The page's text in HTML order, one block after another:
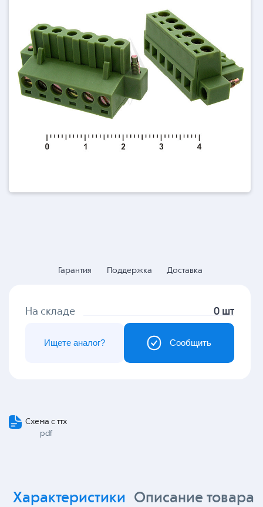
Гарантия Поддержка Доставка
На складе 0 шт
Сообщить
Ищете аналог?
Схема с ттх
pdf
Характеристики Описание товара